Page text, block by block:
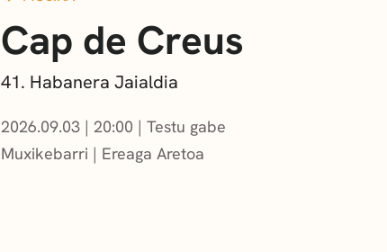
Cap de Creus
41. Habanera Jaialdia
2026.09.03 | 20:00
Testu gabe
Muxikebarri | Ereaga Aretoa